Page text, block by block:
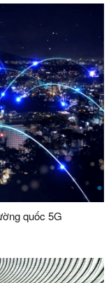
quốc 5G